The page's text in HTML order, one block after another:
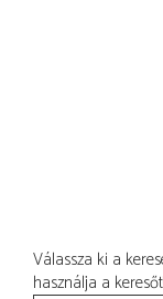
Válassza ki a
használja a keresőt!